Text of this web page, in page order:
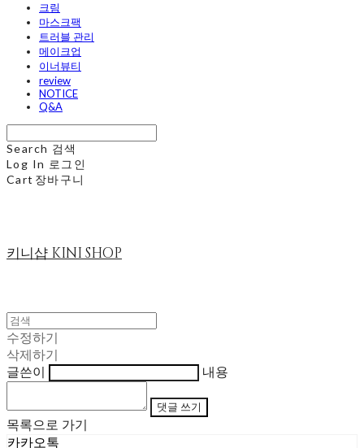
크림
마스크팩
트러블 관리
메이크업
이너뷰티
review
NOTICE
Q&A
Search 검색
Log In 로그인
Cart 장바구니
키니샵 KINI SHOP
수정하기
삭제하기
글쓴이
내용
댓글 쓰기
목록으로 가기
카카오톡